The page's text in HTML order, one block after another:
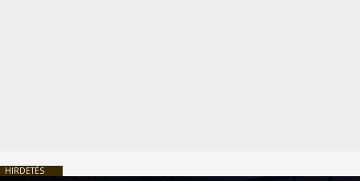
HIRDETÉS